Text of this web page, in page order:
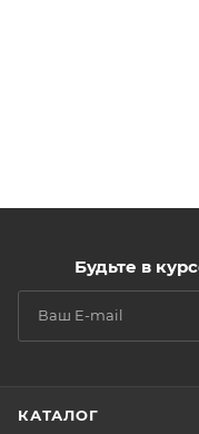
Будьте в
КАТАЛОГ